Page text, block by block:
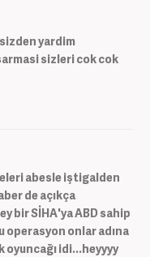
yardim
sizleri cok cok
abesle iştigalden
de açıkça
bir SİHA'ya ABD sahip
operasyon onlar adına
oyuncağı idi...heyyyy